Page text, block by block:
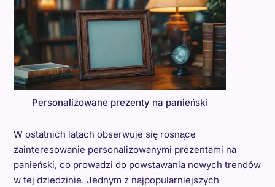
Personalizowane prezenty na panieński
W ostatnich latach obserwuje się rosnące
zainteresowanie personalizowanymi prezentami na
panieński, co prowadzi do powstawania nowych trendów
w tej dziedzinie. Jednym z najpopularniejszych